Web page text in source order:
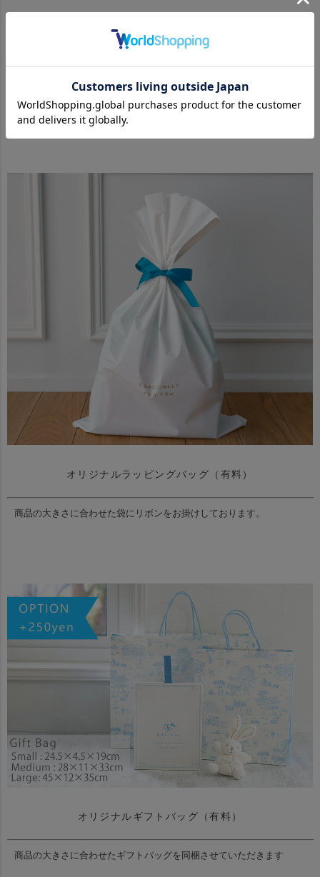
手作りで作られていますので、一つ一つ異なります。 海外製品のため
多少汚れがある場合がございます。
オリジナルラッピングバッグ（有料）
商品の大きさに合わせた袋にリボンをお掛けしております。
オリジナルギフトバッグ（有料）
商品の大きさに合わせたギフトバッグを同梱させていただきます